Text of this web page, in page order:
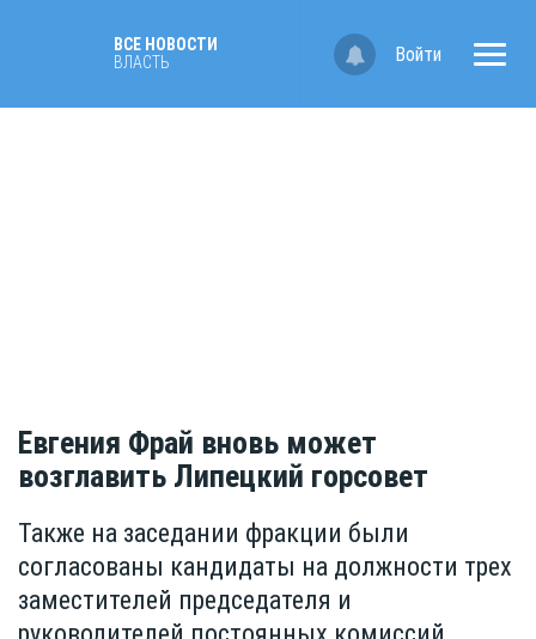
ВСЕ НОВОСТИ
ВЛАСТЬ
Войти
Евгения Фрай вновь может
возглавить Липецкий горсовет
Также на заседании фракции были
согласованы кандидаты на должности трех
заместителей председателя и